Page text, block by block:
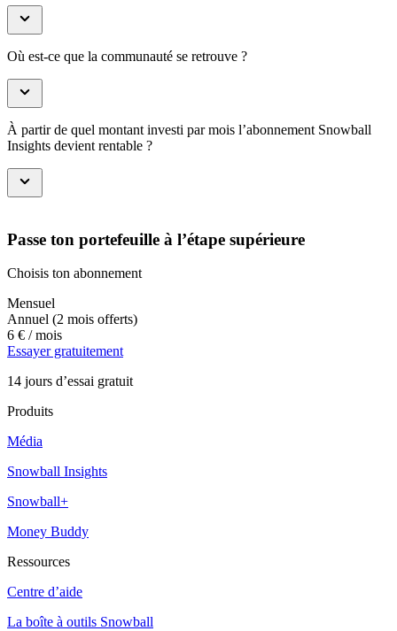
Où est-ce que la communauté se retrouve ?
À partir de quel montant investi par mois l’abonnement Snowball
Insights devient rentable ?
Passe ton portefeuille à l’étape supérieure
Choisis ton abonnement
Mensuel
Annuel (2 mois offerts)
6 € / mois
Essayer gratuitement
14 jours d’essai gratuit
Produits
Média
Snowball Insights
Snowball+
Money Buddy
Ressources
Centre d’aide
La boîte à outils Snowball